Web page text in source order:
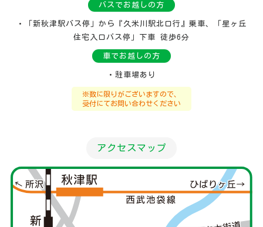
バスでお越しの方
・「新秋津駅バス停」から『久米川駅北口行』乗車、
「星ヶ丘
住宅入口バス停」下車 徒歩6分
車でお越しの方
・駐車場あり
※数に限りがございますので、
受付にてお問い合わせください
アクセスマップ